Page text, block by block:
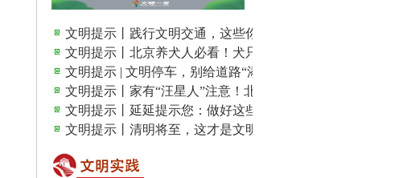
文明提示丨践行文明交通，这些你都做到了吗？
文明提示丨北京养犬人必看！犬只登记年检“掌上办”攻略...
文明提示 | 文明停车，别给道路“添堵”！
文明提示丨家有“汪星人”注意！北京养犬新规征求意见，...
文明提示丨延延提示您：做好这些，让文明看得见
文明提示丨清明将至，这才是文明祭祀的正确打开方式！